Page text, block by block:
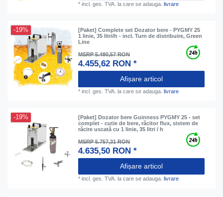
*incl. ges. TVA. la care se adauga.livrare
-19%
[Paket] Complete set Dozator bere - PYGMY 25
1 linie, 35 litri/h - incl. Turn de distribuire, Green
Line
MSRP 5.480,57 RON
4.455,62 RON *
Afișare articol
*incl. ges. TVA. la care se adauga. livrare
-19%
[Paket] Dozator bere Guinness PYGMY 25 - set
complet - cutie de bere, răcitor flux, sistem de
răcire uscată cu 1 linie, 35 litri / h
MSRP 5.757,31 RON
4.635,50 RON *
Afișare articol
*incl. ges. TVA. la care se adauga. livrare